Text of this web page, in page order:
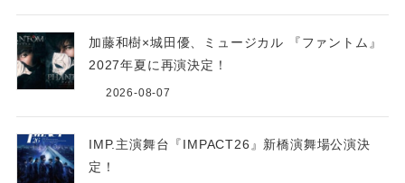
加藤和樹×城田優、ミュージカル 『ファントム』
2027年夏に再演決定！
2026-08-07
IMP.主演舞台『IMPACT26』新橋演舞場公演決
定！